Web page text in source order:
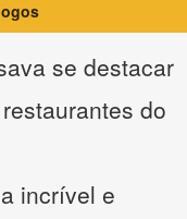
se destacar
do
incrível e